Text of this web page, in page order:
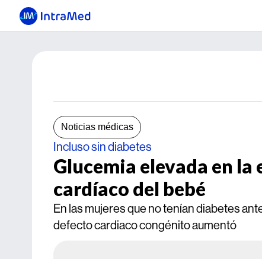
Noticias médicas
Incluso sin diabetes
Glucemia elevada en
cardíaco del bebé
En las mujeres que no tenían diabetes
defecto cardiaco congénito aumentó